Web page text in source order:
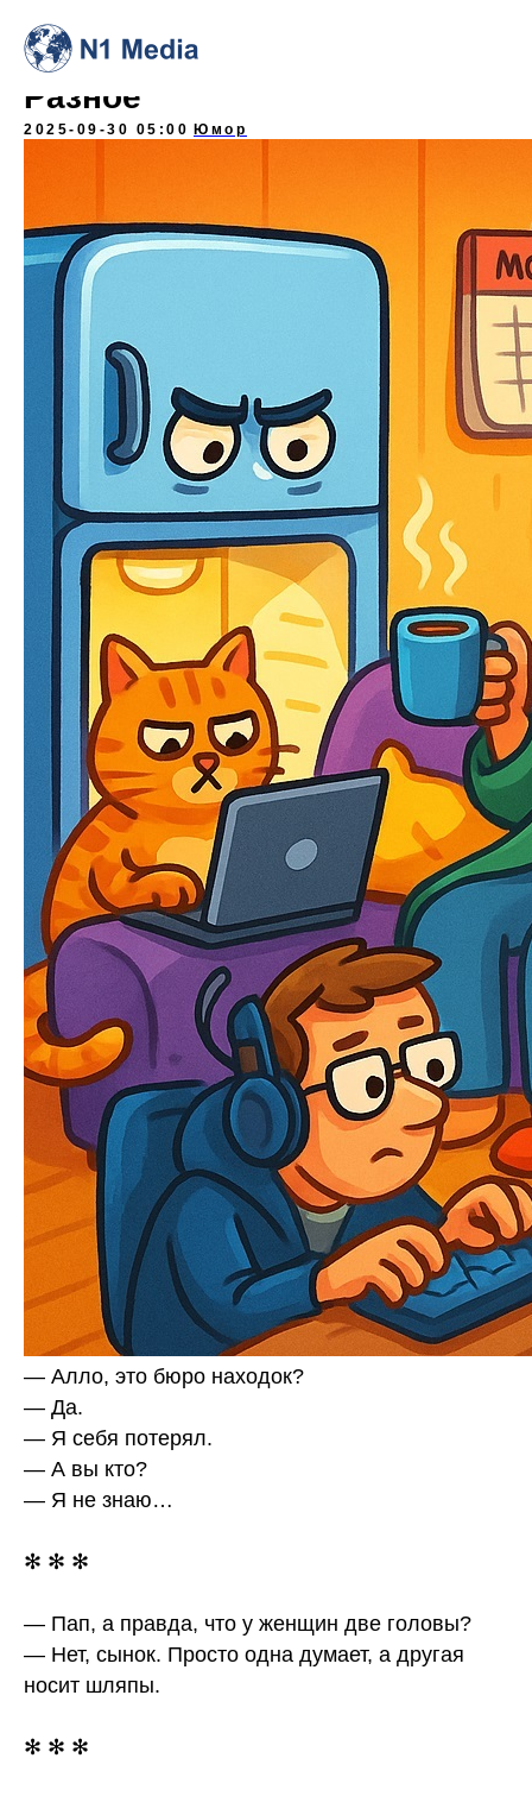
Разное
2025-09-30 05:00 Юмор
— Алло, это бюро находок?
— Да.
— Я себя потерял.
— А вы кто?
— Я не знаю…
✻ ✻ ✻
— Пап, а правда, что у женщин две головы?
— Нет, сынок. Просто одна думает, а другая
носит шляпы.
✻ ✻ ✻